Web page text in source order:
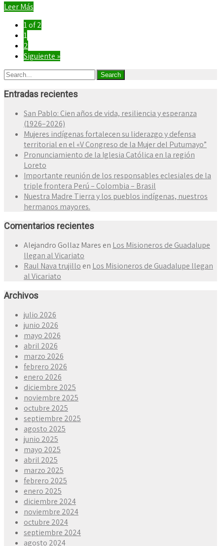
Leer Más
1 of 2
1
2
Siguiente »
Entradas recientes
San Pablo: Cien años de vida, resiliencia y esperanza
(1926–2026)
Mujeres indígenas fortalecen su liderazgo y defensa
territorial en el «V Congreso de la Mujer del Putumayo”
Pronunciamiento de la Iglesia Católica en la región
Loreto
Importante reunión de los responsables eclesiales de la
triple frontera Perú – Colombia – Brasil
Nuestra Madre Tierra y los pueblos indígenas, nuestros
hermanos mayores.
Comentarios recientes
Alejandro Gollaz Mares en Los Misioneros de Guadalupe
llegan al Vicariato
Raul Nava trujillo en Los Misioneros de Guadalupe llegan
al Vicariato
Archivos
julio 2026
junio 2026
mayo 2026
abril 2026
marzo 2026
febrero 2026
enero 2026
diciembre 2025
noviembre 2025
octubre 2025
septiembre 2025
agosto 2025
junio 2025
mayo 2025
abril 2025
marzo 2025
febrero 2025
enero 2025
diciembre 2024
noviembre 2024
octubre 2024
septiembre 2024
agosto 2024